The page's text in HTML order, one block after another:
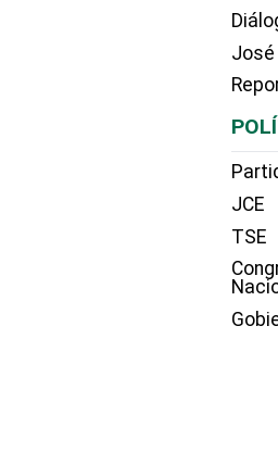
José
JCE
TSE